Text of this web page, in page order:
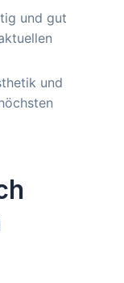
und gut
und